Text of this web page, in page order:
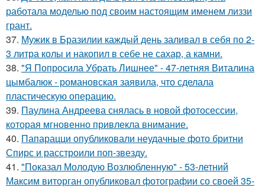
работала моделью под своим настоящим именем лиззи
грант.
37. Мужик в Бразилии каждый день заливал в себя по 2-
3 литра колы и накопил в себе не сахар, а камни.
38. "Я Попросила Убрать Лишнее" - 47-летняя Виталина
цымбалюк - романовская заявила, что сделала
пластическую операцию.
39. Паулина Андреева снялась в новой фотосессии,
которая мгновенно привлекла внимание.
40. Папарацци опубликовали неудачные фото бритни
Спирс и расстроили поп-звезду.
41. "Показал Молодую Возлюбленную" - 53-летний
Максим виторган опубликовал фотографии со своей 35-